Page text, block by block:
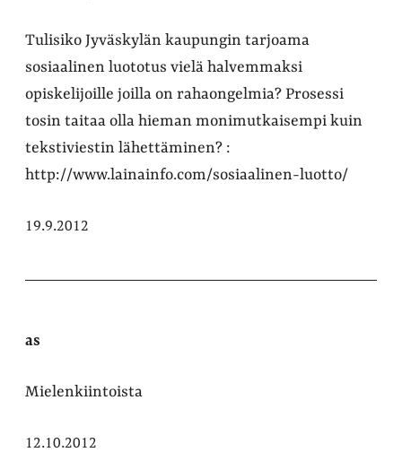
Tulisiko Jyväskylän kaupungin tarjoama
sosiaalinen luototus vielä halvemmaksi
opiskelijoille joilla on rahaongelmia? Prosessi
tosin taitaa olla hieman monimutkaisempi kuin
tekstiviestin lähettäminen? :
http://www.lainainfo.com/sosiaalinen-luotto/
19.9.2012
as
Mielenkiintoista
12.10.2012